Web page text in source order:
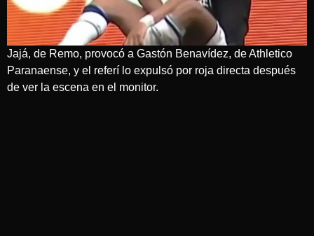
Jajá, de Remo, provocó a Gastón Benavídez, de Athletico
Paranaense, y el referí lo expulsó por roja directa después
de ver la escena en el monitor.